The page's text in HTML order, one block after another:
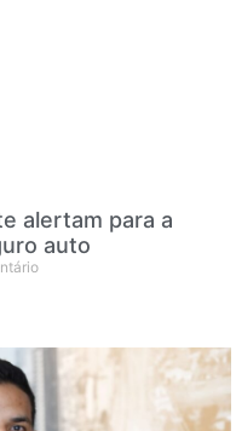
alertam para a
auto